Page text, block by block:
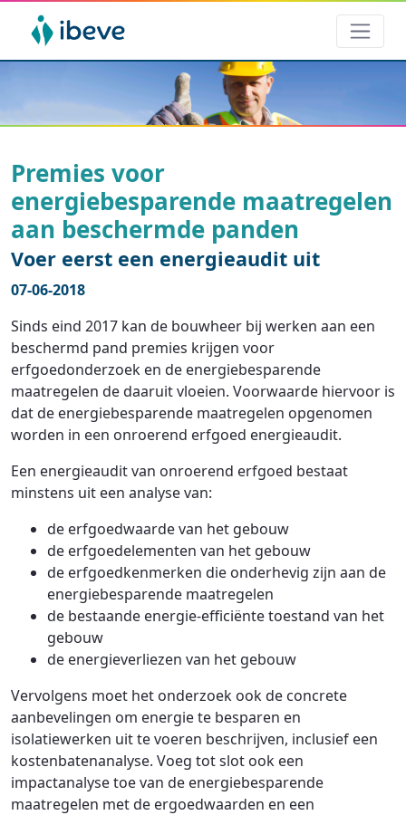
Premies voor
energiebesparende maatregelen
aan beschermde panden
Voer eerst een energieaudit uit
07-06-2018
Sinds eind 2017 kan de bouwheer bij werken aan een
beschermd pand premies krijgen voor
erfgoedonderzoek en de energiebesparende
maatregelen de daaruit vloeien. Voorwaarde hiervoor is
dat de energiebesparende maatregelen opgenomen
worden in een onroerend erfgoed energieaudit.
Een energieaudit van onroerend erfgoed bestaat
minstens uit een analyse van:
de erfgoedwaarde van het gebouw
de erfgoedelementen van het gebouw
de erfgoedkenmerken die onderhevig zijn aan de
energiebesparende maatregelen
de bestaande energie-efficiënte toestand van het
gebouw
de energieverliezen van het gebouw
Vervolgens moet het onderzoek ook de concrete
aanbevelingen om energie te besparen en
isolatiewerken uit te voeren beschrijven, inclusief een
kostenbatenanalyse. Voeg tot slot ook een
impactanalyse toe van de energiebesparende
maatregelen met de ergoedwaarden en een